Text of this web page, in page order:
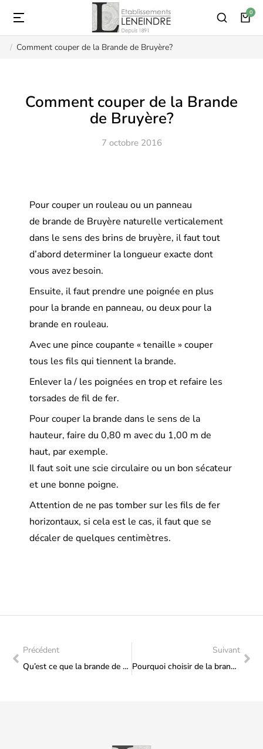
Vous êtes ici :
Comment couper de la Brande de Bruyère?
Comment couper de la Brande
de Bruyère?
7 octobre 2016
Pour couper un rouleau ou un panneau
de brande de Bruyère naturelle verticalement
dans le sens des brins de bruyère, il faut tout
d’abord determiner la longueur exacte dont
vous avez besoin.
Ensuite, il faut prendre une poignée en plus
pour la brande en panneau, ou deux pour la
brande en rouleau.
Avec une pince coupante « tenaille » couper
tous les fils qui tiennent la brande.
Enlever la / les poignées en trop et refaire les
torsades de fil de fer.
Pour couper la brande dans le sens de la
hauteur, faire du 0,80 m avec du 1,00 m de
haut, par exemple.
Il faut soit une scie circulaire ou un bon sécateur
et une bonne poigne.
Attention de ne pas tomber sur les fils de fer
horizontaux, si cela est le cas, il faut que se
décaler de quelques centimètres.
Précédent
Qu’est ce que la brande de bruyère?
Suivant
Pourquoi choisir de la brande plutôt qu’un claustra, de la canisse ou du bambou?